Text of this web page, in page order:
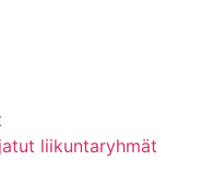
liikuntaryhmät